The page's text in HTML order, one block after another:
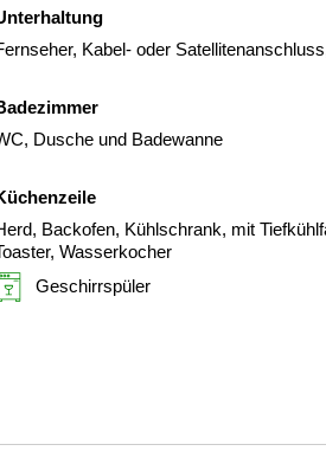
Kabel- oder
Dusche und Badewanne
Backofen, Kühlschrank, mit
Wasserkocher
Geschirrspüler